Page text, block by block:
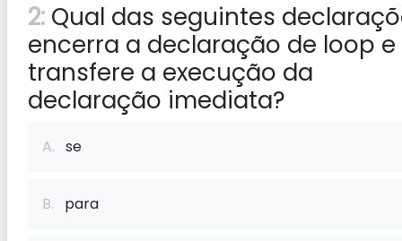
2: Qual das seguintes
encerra a declaração de loop e
transfere a execução da
declaração imediata?
A. se
B. para